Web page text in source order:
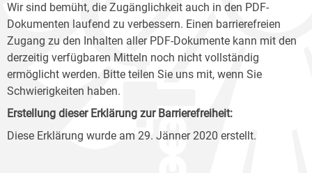
Wir sind bemüht, die Zugänglichkeit auch in den PDF-
Dokumenten laufend zu verbessern. Einen barrierefreien
Zugang zu den Inhalten aller PDF-Dokumente kann mit den
derzeitig verfügbaren Mitteln noch nicht vollständig
ermöglicht werden. Bitte teilen Sie uns mit, wenn Sie
Schwierigkeiten haben.
Erstellung dieser Erklärung zur Barrierefreiheit:
Diese Erklärung wurde am 29. Jänner 2020 erstellt.